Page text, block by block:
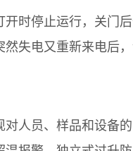
时停止运行，关门
失电又重新来电后
人员、样品和设备